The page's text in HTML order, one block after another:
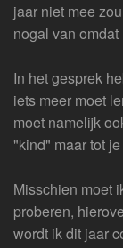
jaar niet mee
nogal van
In het gesprek
iets meer moet
moet namelijk
"kind" maar tot
Misschien moet
proberen,
wordt ik dit jaar